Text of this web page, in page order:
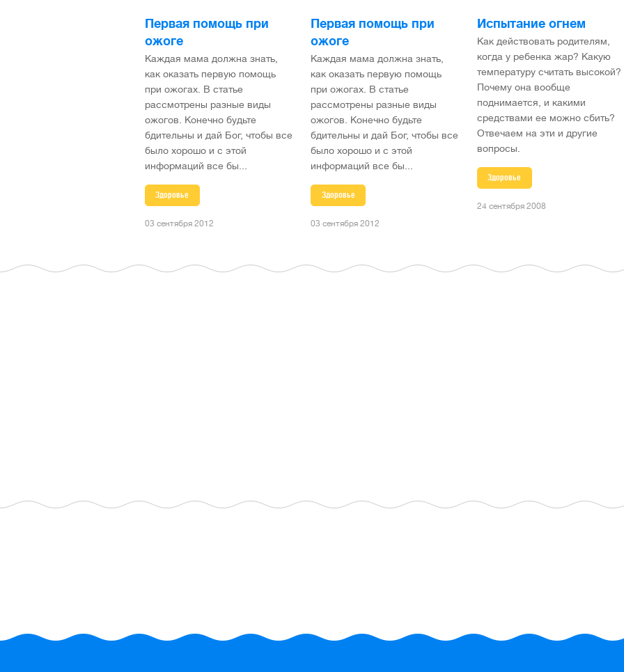
Первая помощь при
ожоге
Каждая мама должна знать,
как оказать первую помощь
при ожогах. В статье
рассмотрены разные виды
ожогов. Конечно будьте
бдительны и дай Бог, чтобы все
было хорошо и с этой
информаций все бы...
Здоровье
03 сентября 2012
Первая помощь при
ожоге
Каждая мама должна знать,
как оказать первую помощь
при ожогах. В статье
рассмотрены разные виды
ожогов. Конечно будьте
бдительны и дай Бог, чтобы все
было хорошо и с этой
информаций все бы...
Здоровье
03 сентября 2012
Испытание огнем
Как действовать родителям,
когда у ребенка жар? Какую
температуру считать высокой?
Почему она вообще
поднимается, и какими
средствами ее можно сбить?
Отвечаем на эти и другие
вопросы.
Здоровье
24 сентября 2008